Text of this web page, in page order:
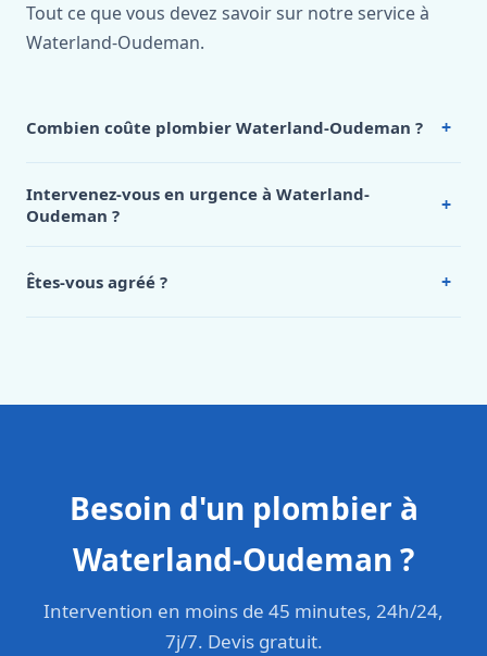
Tout ce que vous devez savoir sur notre service à
Waterland-Oudeman.
Combien coûte plombier Waterland-Oudeman ? +
Waterland-Oudeman, appelez le 0472 53 24 26.
Intervenez-vous en urgence à Waterland-
Oudeman ?
+
Êtes-vous agréé ? +
Besoin d'un plombier à
Waterland-Oudeman ?
Intervention en moins de 45 minutes, 24h/24,
7j/7. Devis gratuit.